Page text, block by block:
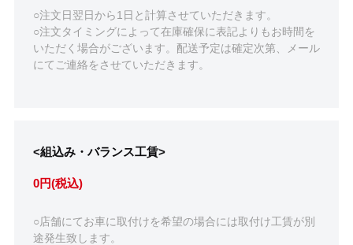
○注文日翌日から1日と計算させていただきます。
○注文タイミングによって在庫確保に表記よりもお時間を
いただく場合がございます。配送予定は確定次第、メール
にてご連絡をさせていただきます。
<組込み・バランス工賃>
0円(税込)
○店舗にてお車に取付けを希望の場合には取付け工賃が別
途発生致します。